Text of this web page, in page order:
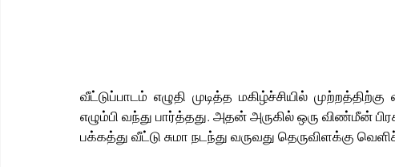
வீட்டுப்பாடம் எழுதி முடித்த மகிழ்ச்சியில்
எழும்பி வந்து பார்த்தது. அதன் அருகில் ஒரு விண்மீன்
பக்கத்து வீட்டு சுமா நடந்து வருவது தெருவிளக்கு